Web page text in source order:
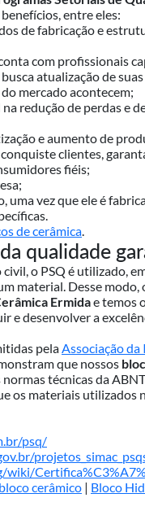
entre eles:
de fabricação e
com profissionais
atualização de
mercado acontecem;
redução de perdas e
e aumento de
clientes,
fiéis;
uma vez que ele é
de cerâmica.
qualidade
o PSQ é utilizado,
material. Desse modo,
Ermidae temos
e desenvolver a
pelaAssociação
que nossos
normas técnicas da
os materiais utilizados
psq/
wiki/
cerâmico | Bloco